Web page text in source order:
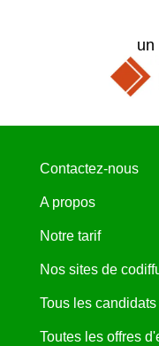
un
Contactez-nous
A propos
Notre tarif
Nos sites de
Tous les candidats
Toutes les offres